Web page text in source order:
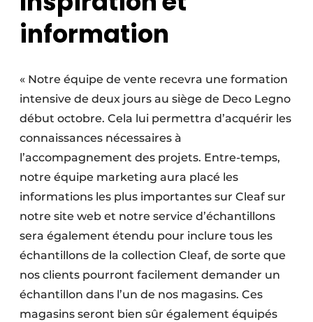
information
« Notre équipe de vente recevra une formation
intensive de deux jours au siège de Deco Legno
début octobre. Cela lui permettra d’acquérir les
connaissances nécessaires à
l’accompagnement des projets. Entre-temps,
notre équipe marketing aura placé les
informations les plus importantes sur Cleaf sur
notre site web et notre service d’échantillons
sera également étendu pour inclure tous les
échantillons de la collection Cleaf, de sorte que
nos clients pourront facilement demander un
échantillon dans l’un de nos magasins. Ces
magasins seront bien sûr également équipés